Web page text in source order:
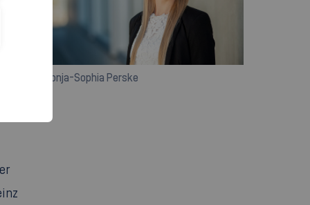
Ronja-Sophia Perske